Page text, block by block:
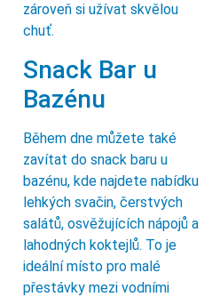
zároveň si užívat skvělou
chuť.
Snack Bar u
Bazénu
Během dne můžete také
zavítat do snack baru u
bazénu, kde najdete nabídku
lehkých svačin, čerstvých
salátů, osvěžujících nápojů a
lahodných koktejlů. To je
ideální místo pro malé
přestávky mezi vodními